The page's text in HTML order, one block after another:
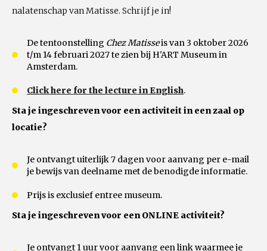
nalatenschap van Matisse. Schrijf je in!
De tentoonstelling Chez Matisseis van 3 oktober 2026
t/m 14 februari 2027 te zien bij H'ART Museum in
Amsterdam.
Click here for the lecture in English.
Sta je ingeschreven voor een activiteit in een zaal op
locatie?
Je ontvangt uiterlijk 7 dagen voor aanvang per e-mail
je bewijs van deelname met de benodigde informatie.
Prijs is exclusief entree museum.
Sta je ingeschreven voor een ONLINE activiteit?
Je ontvangt 1 uur voor aanvang een link waarmee je